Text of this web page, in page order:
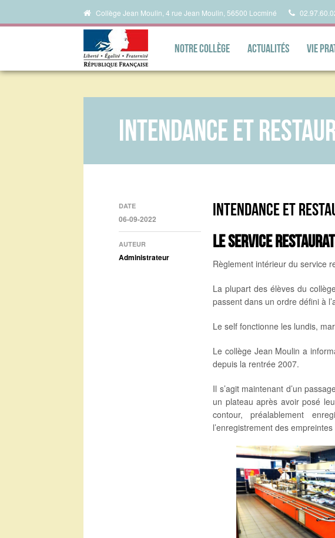
Collège Jean Moulin, 4 rue Jean Moulin, 56500 Locminé
Notre collège Actualités Vie
Intendance et
DATE
06-09-2022
AUTEUR
Administrateur
Intendance et
Le service
Règlement intérieur du service
La plupart des élèves du
passent dans un ordre défini à
Le self fonctionne les lundis,
Le collège Jean Moulin a
depuis la rentrée 2007.
Il s’agit maintenant d’un
un plateau après avoir posé
contour, préalablement
l’enregistrement des